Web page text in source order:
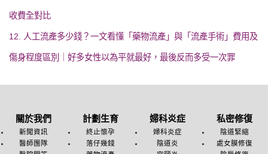
收費全對比
12. 人工流產多少錢？一文看懂「藥物流產」與「流產手術」費用及
傷身程度區別｜好多女性以為平就最好，最後反而多受一次罪
關於我們
新聞資訊
醫師團隊
計劃生育
終止懷孕
落仔幾錢
婦科炎症
婦科炎症
陰道炎
私密修復
陰道緊縮
處女膜修復